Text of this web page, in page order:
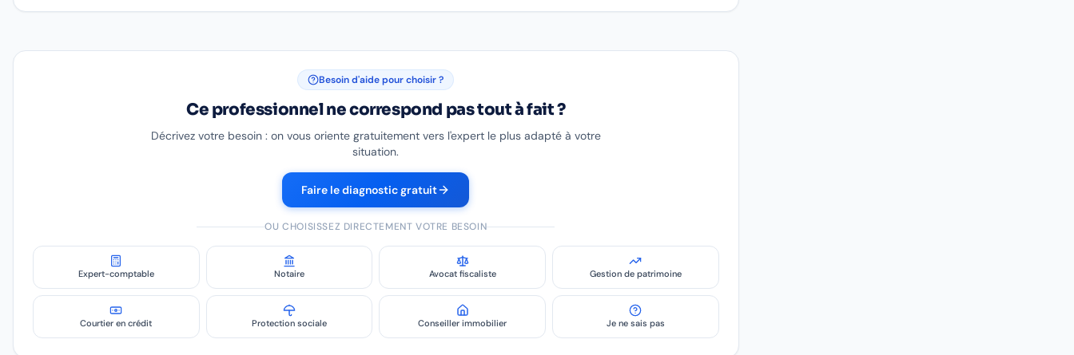
Besoin d'aide pour choisir ?
Ce professionnel ne correspond pas tout à fait ?
Décrivez votre besoin : on vous oriente gratuitement vers l'expert le plus adapté à votre
situation.
Faire le diagnostic gratuit
OU CHOISISSEZ DIRECTEMENT VOTRE BESOIN
Expert-comptable Notaire Avocat fiscaliste Gestion de patrimoine
Courtier en crédit Protection sociale Conseiller immobilier Je ne sais pas